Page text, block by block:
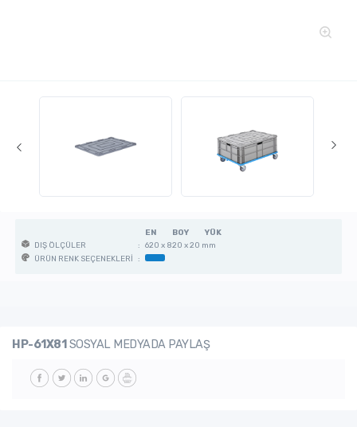
EN BOY
YÜK
DIŞ ÖLÇÜLER
: 620 x 820 x 20 mm
ÜRÜN RENK SEÇENEKLERİ :
HP-61X81 SOSYAL MEDYADA PAYLAŞ